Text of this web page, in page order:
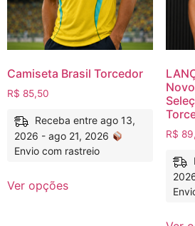
Camiseta Brasil Torcedor
R$ 85,50
Receba entre ago 13,
2026 - ago 21, 2026
Envio com rastreio
Ver opções
R$